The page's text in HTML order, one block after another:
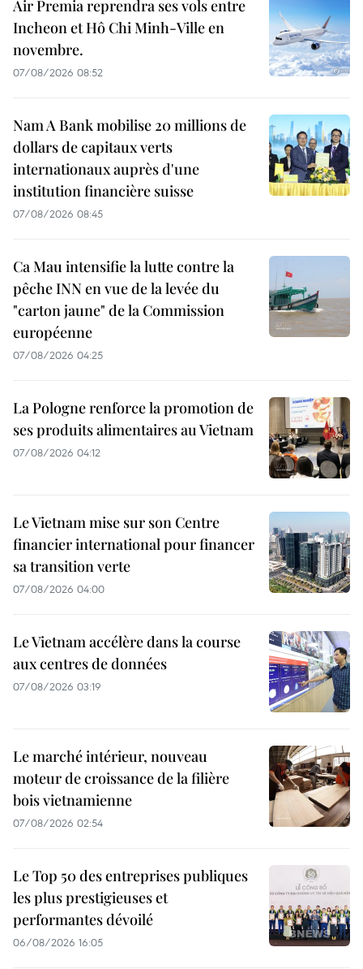
Air Premia reprendra ses vols entre
Incheon et Hô Chi Minh-Ville en
novembre.
07/08/2026 08:52
Nam A Bank mobilise 20 millions de
dollars de capitaux verts
internationaux auprès d'une
institution financière suisse
07/08/2026 08:45
Ca Mau intensifie la lutte contre la
pêche INN en vue de la levée du
"carton jaune" de la Commission
européenne
07/08/2026 04:25
La Pologne renforce la promotion de
ses produits alimentaires au Vietnam
07/08/2026 04:12
Le Vietnam mise sur son Centre
financier international pour financer
sa transition verte
07/08/2026 04:00
Le Vietnam accélère dans la course
aux centres de données
07/08/2026 03:19
Le marché intérieur, nouveau
moteur de croissance de la filière
bois vietnamienne
07/08/2026 02:54
Le Top 50 des entreprises publiques
les plus prestigieuses et
performantes dévoilé
06/08/2026 16:05